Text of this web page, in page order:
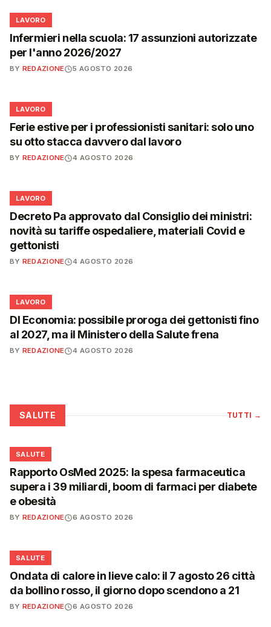
💼
LAVORO
Infermieri nella scuola: 17 assunzioni autorizzate
per l'anno 2026/2027
BY REDAZIONE 5 AGOSTO 2026
💼
LAVORO
Ferie estive per i professionisti sanitari: solo uno
su otto stacca davvero dal lavoro
BY REDAZIONE 4 AGOSTO 2026
💼
LAVORO
Decreto Pa approvato dal Consiglio dei ministri:
novità su tariffe ospedaliere, materiali Covid e
gettonisti
BY REDAZIONE 4 AGOSTO 2026
💼
LAVORO
Dl Economia: possibile proroga dei gettonisti fino
al 2027, ma il Ministero della Salute frena
BY REDAZIONE 4 AGOSTO 2026
SALUTE TUTTI →
❤️
SALUTE
Rapporto OsMed 2025: la spesa farmaceutica
supera i 39 miliardi, boom di farmaci per diabete
e obesità
BY REDAZIONE 6 AGOSTO 2026
❤️
SALUTE
Ondata di calore in lieve calo: il 7 agosto 26 città
da bollino rosso, il giorno dopo scendono a 21
BY REDAZIONE 6 AGOSTO 2026